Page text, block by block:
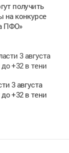
получить
на конкурсе
ПФО»
3 августа
+32 в тени